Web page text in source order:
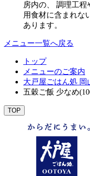
房内の、 調理工
用食材に含まれな
あります。
メニュー一覧へ戻る
トップ
メニューのご案内
大戸屋ごはん処
五穀ご飯 少なめ
TOP